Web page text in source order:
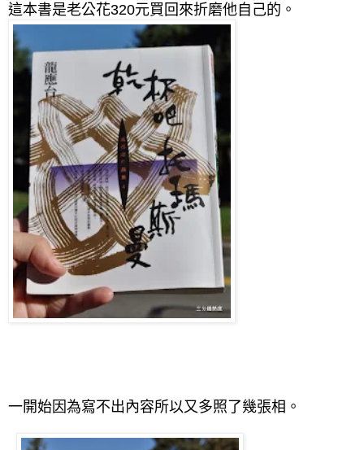
這本書是老公花320元買回來折磨他自己的。
一開始因為寫不出內容所以又多照了幾張相。